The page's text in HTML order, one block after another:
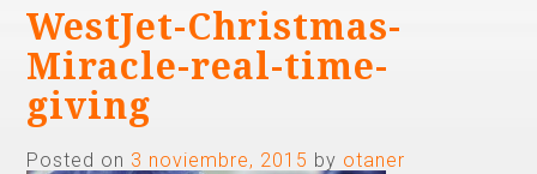
WestJet-Christmas-
Miracle-real-time-
giving
Posted on 3 noviembre, 2015 by otaner